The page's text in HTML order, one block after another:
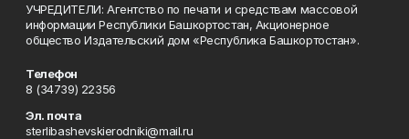
УЧРЕДИТЕЛИ: Агентство по печати и средствам массовой
информации Республики Башкортостан, Акционерное
общество Издательский дом «Республика Башкортостан».
Телефон
8 (34739) 22356
Эл. почта
sterlibashevskierodniki@mail.ru